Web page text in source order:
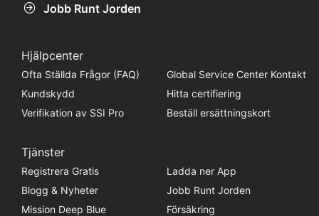
Jobb Runt Jorden
Hjälpcenter
Ofta Ställda Frågor (FAQ)
Global Service Center Kontakt
Kundskydd
Hitta certifiering
Verifikation av SSI Pro
Beställ ersättningskort
Tjänster
Registrera Gratis
Ladda ner App
Blogg & Nyheter
Jobb Runt Jorden
Mission Deep Blue
Försäkring